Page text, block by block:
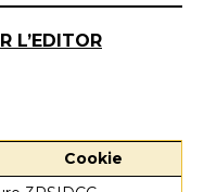
L’EDITOR
Cookie